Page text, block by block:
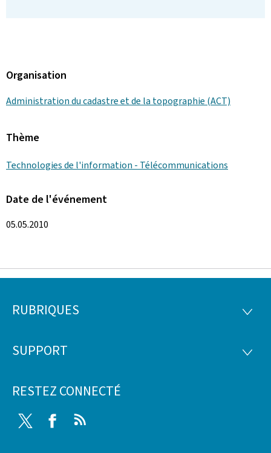
Organisation
Administration du cadastre et de la topographie (ACT)
Thème
Technologies de l'information - Télécommunications
Date de l'événement
05.05.2010
Pied
page
RUBRIQUES
SUPPORT
RESTEZ CONNECTÉ
Twitter Facebook